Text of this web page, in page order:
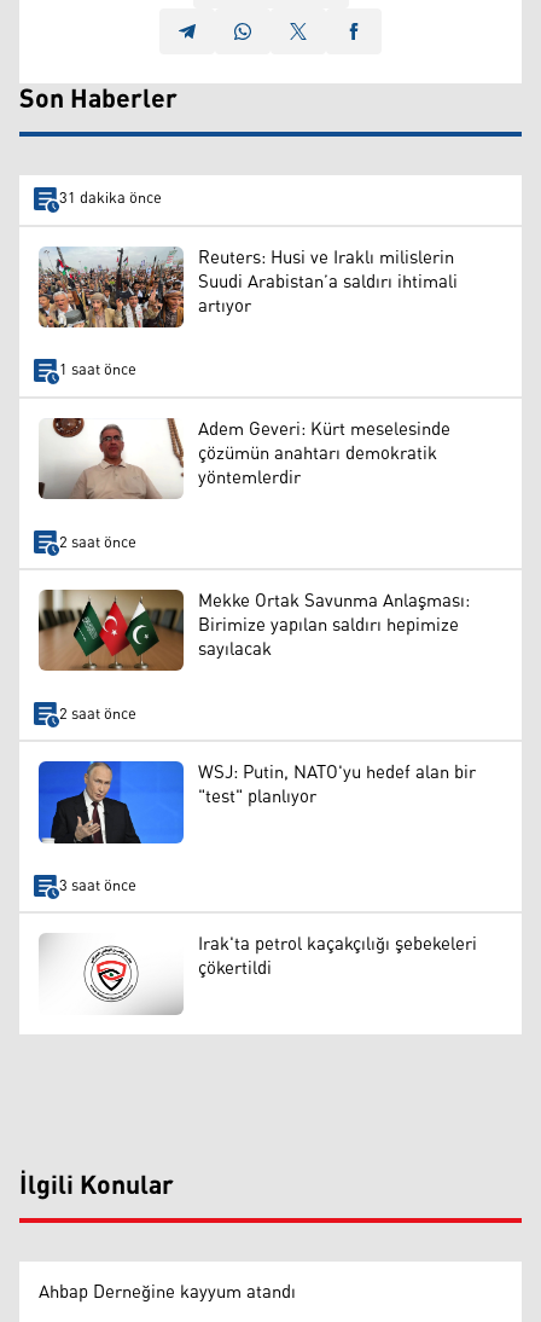
Son Haberler
31 dakika önce
Reuters: Husi ve Iraklı milislerin
Suudi Arabistan’a saldırı ihtimali
artıyor
1 saat önce
Adem Geveri: Kürt meselesinde
çözümün anahtarı demokratik
yöntemlerdir
2 saat önce
Mekke Ortak Savunma Anlaşması:
Birimize yapılan saldırı hepimize
sayılacak
2 saat önce
WSJ: Putin, NATO'yu hedef alan bir
"test" planlıyor
3 saat önce
Irak'ta petrol kaçakçılığı şebekeleri
çökertildi
İlgili Konular
Ahbap Derneğine kayyum atandı